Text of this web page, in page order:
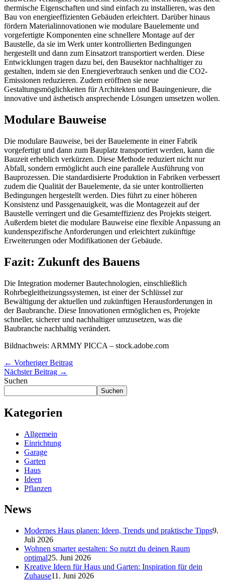
thermische Eigenschaften und sind einfach zu installieren, was den
Bau von energieeffizienten Gebäuden erleichtert. Darüber hinaus
fördern Materialinnovationen wie modulare Bauelemente und
vorgefertigte Komponenten eine schnellere Montage auf der
Baustelle, da sie im Werk unter kontrollierten Bedingungen
hergestellt und dann zum Einsatzort transportiert werden. Diese
Entwicklungen tragen dazu bei, den Bausektor nachhaltiger zu
gestalten, indem sie den Energieverbrauch senken und die CO2-
Emissionen reduzieren. Zudem eröffnen sie neue
Gestaltungsmöglichkeiten für Architekten und Bauingenieure, die
innovative und ästhetisch ansprechende Lösungen umsetzen wollen.
Modulare Bauweise
Die modulare Bauweise, bei der Bauelemente in einer Fabrik
vorgefertigt und dann zum Bauplatz transportiert werden, kann die
Bauzeit erheblich verkürzen. Diese Methode reduziert nicht nur
Abfall, sondern ermöglicht auch eine parallele Ausführung von
Bauprozessen. Die standardisierte Produktion in Fabriken verbessert
zudem die Qualität der Bauelemente, da sie unter kontrollierten
Bedingungen hergestellt werden. Dies führt zu einer höheren
Konsistenz und Passgenauigkeit, was die Montagezeit auf der
Baustelle verringert und die Gesamteffizienz des Projekts steigert.
Außerdem bietet die modulare Bauweise eine flexible Anpassung an
kundenspezifische Anforderungen und erleichtert zukünftige
Erweiterungen oder Modifikationen der Gebäude.
Fazit: Zukunft des Bauens
Die Integration moderner Bautechnologien, einschließlich
Rohrbegleitheizungssystemen, ist einer der Schlüssel zur
Bewältigung der aktuellen und zukünftigen Herausforderungen in
der Baubranche. Diese Innovationen ermöglichen es, Projekte
schneller, sicherer und nachhaltiger umzusetzen, was die
Baubranche nachhaltig verändert.
Bildnachweis: ARMMY PICCA – stock.adobe.com
← Vorheriger Beitrag
Nächster Beitrag →
Suchen
Suchen
Kategorien
Allgemein
Einrichtung
Garage
Garten
Haus
Ideen
Pflanzen
News
Modernes Haus planen: Ideen, Trends und praktische Tipps9.
Juli 2026
Wohnen smarter gestalten: So nutzt du deinen Raum
optimal25. Juni 2026
Kreative Ideen für Haus und Garten: Inspiration für dein
Zuhause11. Juni 2026